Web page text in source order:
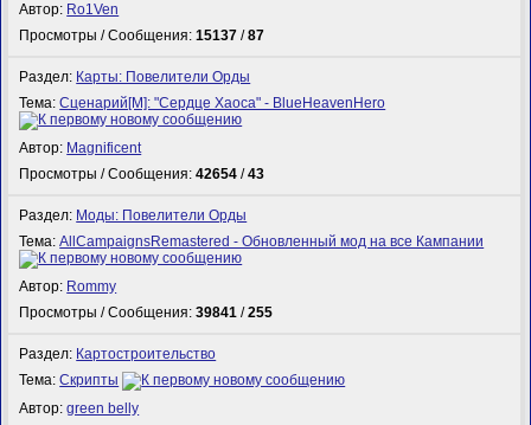
Автор: Ro1Ven
Просмотры / Сообщения:15137 /87
Раздел: Карты: Повелители Орды
Тема:Сценарий[M]: "Сердце Хаоса" - BlueHeavenHero
Автор: Magnificent
Просмотры / Сообщения:42654 /43
Раздел: Моды: Повелители Орды
Тема:AllCampaignsRemastered - Обновленный мод на все Кампании
Автор: Rommy
Просмотры / Сообщения:39841 /255
Раздел: Картостроительство
Тема:Скрипты
Автор:green belly